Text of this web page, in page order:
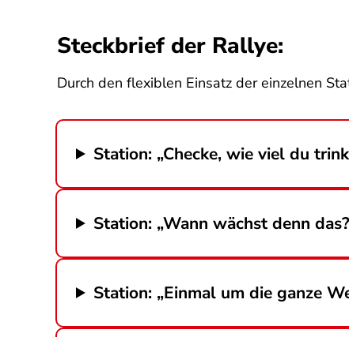
Steckbrief der Rallye:
Durch den flexiblen Einsatz der einzelnen
Station: „Checke, wie viel du
Station: „Wann wächst denn
Station: „Einmal um die ganze